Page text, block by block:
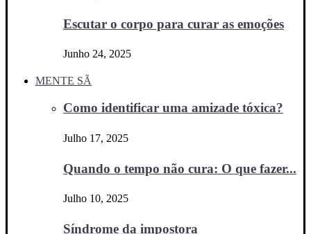
Escutar o corpo para curar as emoções
Junho 24, 2025
MENTE SÃ
Como identificar uma amizade tóxica?
Julho 17, 2025
Quando o tempo não cura: O que fazer...
Julho 10, 2025
Síndrome da impostora